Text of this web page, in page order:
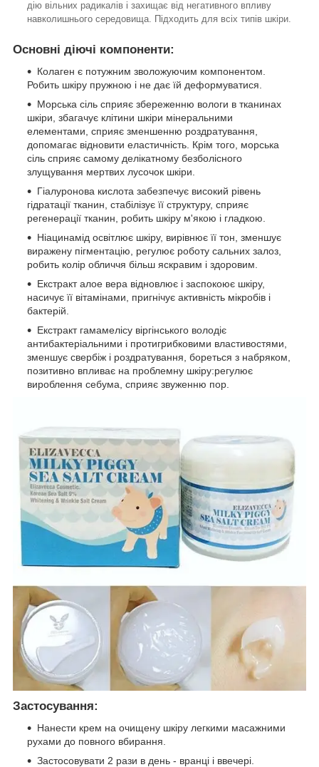
дію вільних радикалів і захищає від негативного впливу
навколишнього середовища. Підходить для всіх типів шкіри.
Основні діючі компоненти:
Колаген є потужним зволожуючим компонентом.
Робить шкіру пружною і не дає їй деформуватися.
Морська сіль сприяє збереженню вологи в тканинах
шкіри, збагачує клітини шкіри мінеральними
елементами, сприяє зменшенню роздратування,
допомагає відновити еластичність. Крім того, морська
сіль сприяє самому делікатному безболісного
злущування мертвих лусочок шкіри.
Гіалуронова кислота забезпечує високий рівень
гідратації тканин, стабілізує її структуру, сприяє
регенерації тканин, робить шкіру м'якою і гладкою.
Ніацинамід освітлює шкіру, вирівнює її тон, зменшує
виражену пігментацію, регулює роботу сальних залоз,
робить колір обличчя більш яскравим і здоровим.
Екстракт алое вера відновлює і заспокоює шкіру,
насичує її вітамінами, пригнічує активність мікробів і
бактерій.
Екстракт гамамелісу віргінського володіє
антибактеріальними і протигрибковими властивостями,
зменшує свербіж і роздратування, бореться з набряком,
позитивно впливає на проблемну шкіру:регулює
вироблення себума, сприяє звуженню пор.
Застосування:
Нанести крем на очищену шкіру легкими масажними
рухами до повного вбирання.
Застосовувати 2 рази в день - вранці і ввечері.